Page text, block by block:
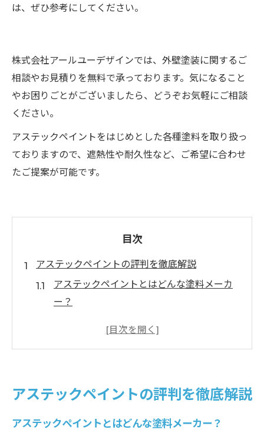
は、ぜひ参考にしてください。
株式会社アールユーデザインでは、外壁塗装に関するご
相談やお見積りを無料で承っております。気になること
やお困りごとがございましたら、どうぞお気軽にご相談
ください。
アステックペイントをはじめとした各種塗料を取り扱っ
ておりますので、遮熱性や耐久性など、ご希望に合わせ
たご提案が可能です。
目次
アステックペイントの評判を徹底解説
アステックペイントとはどんな塗料メーカ
ー？
アステックペイントの評判が良い理由
遮熱塗料シェアNo.1といわれる理由
遮熱塗料が注目される背景
アステックペイントの評判を徹底解説
アステックペイントとはどんな塗料メーカー？